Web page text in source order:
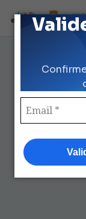
Loja
e Kit
Kit
Passos